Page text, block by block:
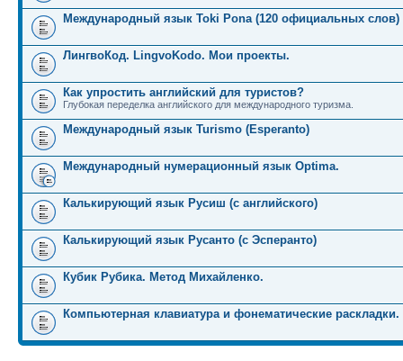
Международный язык Toki Pona (120 официальных слов)
ЛингвоКод. LingvoKodo. Мои проекты.
Как упростить английский для туристов?
Глубокая переделка английского для международного туризма.
Международный язык Turismo (Esperanto)
Международный нумерационный язык Optima.
Калькирующий язык Русиш (с английского)
Калькирующий язык Русанто (с Эсперанто)
Кубик Рубика. Метод Михайленко.
Компьютерная клавиатура и фонематические раскладки.